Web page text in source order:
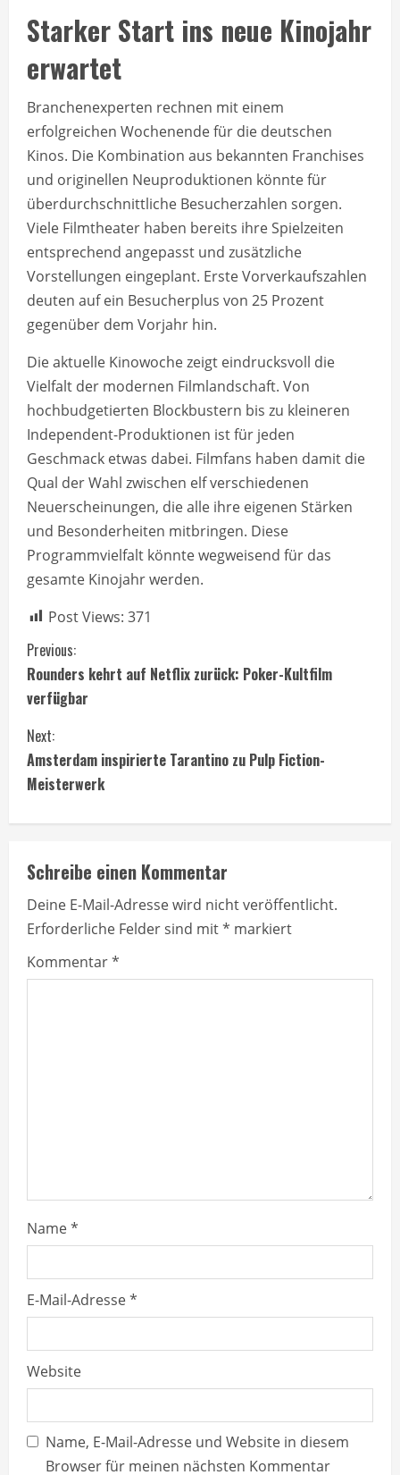
Starker Start ins neue Kinojahr
erwartet
Branchenexperten rechnen mit einem
erfolgreichen Wochenende für die deutschen
Kinos. Die Kombination aus bekannten Franchises
und originellen Neuproduktionen könnte für
überdurchschnittliche Besucherzahlen sorgen.
Viele Filmtheater haben bereits ihre Spielzeiten
entsprechend angepasst und zusätzliche
Vorstellungen eingeplant. Erste Vorverkaufszahlen
deuten auf ein Besucherplus von 25 Prozent
gegenüber dem Vorjahr hin.
Die aktuelle Kinowoche zeigt eindrucksvoll die
Vielfalt der modernen Filmlandschaft. Von
hochbudgetierten Blockbustern bis zu kleineren
Independent-Produktionen ist für jeden
Geschmack etwas dabei. Filmfans haben damit die
Qual der Wahl zwischen elf verschiedenen
Neuerscheinungen, die alle ihre eigenen Stärken
und Besonderheiten mitbringen. Diese
Programmvielfalt könnte wegweisend für das
gesamte Kinojahr werden.
Post Views: 371
C
o
n
t
u
e
R
e
Previous:
Rounders kehrt auf Netflix zurück: Poker-Kultfilm
verfügbar
Next:
Amsterdam inspirierte Tarantino zu Pulp Fiction-
Meisterwerk
Schreibe einen Kommentar
Deine E-Mail-Adresse wird nicht veröffentlicht.
Erforderliche Felder sind mit* markiert
Kommentar*
Name*
E-Mail-Adresse*
Website
Name, E-Mail-Adresse und Website in diesem
Browser für meinen nächsten Kommentar